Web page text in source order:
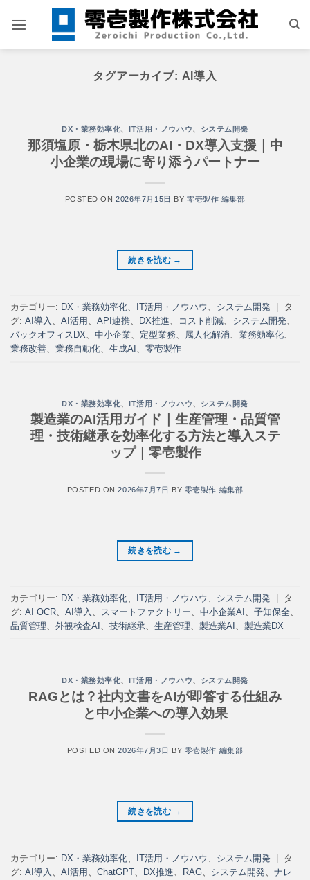
タグアーカイブ: AI導入
DX・業務効率化、IT活用・ノウハウ、 システム開発
那須塩原・栃木県北のAI・DX導入支援｜中
小企業の現場に寄り添うパートナー
POSTED ON2026年7月15日 BY 零壱製作 編集部
続きを読む →
カテゴリー: DX・業務効率化 IT活用・ノウハウ システム開発
タ
グ: AI導入 AI活用 API連携 DX推進 コスト削減 システム開発
バックオフィスDX
中小企業 定型業務 属人化解消 業務効率化
業務改善
業務自動化 生成AI 零壱製作
DX・業務効率化、IT活用・ノウハウ、 システム開発
製造業のAI活用ガイド｜生産管理・品質管
理・技術継承を効率化する方法と導入ステ
ップ｜零壱製作
POSTED ON2026年7月7日 BY 零壱製作 編集部
続きを読む →
カテゴリー: DX・業務効率化 IT活用・ノウハウ システム開発 |
タ
グ: AI OCR AI導入 スマートファクトリー 中小企業AI 予知保全
品質管理
外観検査AI 技術継承 生産管理 製造業AI 製造業DX
DX・業務効率化、 IT活用・ノウハウ、 システム開発
RAGとは？社内文書をAIが即答する仕組み
と中小企業への導入効果
POSTED ON2026年7月3日 BY 零壱製作 編集部
続きを読む →
カテゴリー: DX・業務効率化、 IT活用・ノウハウ 、 システム開発
タ
グ: AI導入 、 AI活用 、 ChatGPT、 DX推進、 RAG、 システム開発、 ナレ